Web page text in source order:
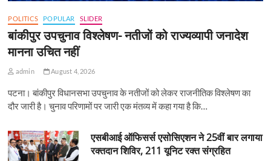
POLITICS POPULAR SLIDER
बांकीपुर उपचुनाव विश्लेषण- नतीजों को राज्यव्यापी जनादेश
मानना उचित नहीं
admin August 4, 2026
पटना। बांकीपुर विधानसभा उपचुनाव के नतीजों को लेकर राजनीतिक विश्लेषण का
दौर जारी है। चुनाव परिणामों पर जारी एक मंतव्य में कहा गया है कि…
एसबीआई ऑफिसर्स एसोसिएशन ने 25वीं बार लगाया
रक्तदान शिविर, 211 यूनिट रक्त संग्रहित